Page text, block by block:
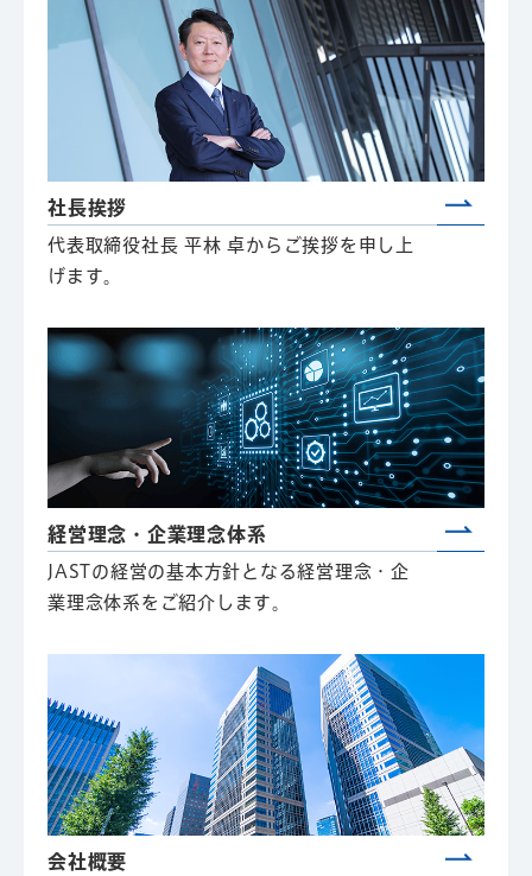
社長挨拶
代表取締役社長 平林 卓からご挨拶を申し上
げます。
経営理念・企業理念体系
JASTの経営の基本方針となる経営理念・企
業理念体系をご紹介します。
会社概要